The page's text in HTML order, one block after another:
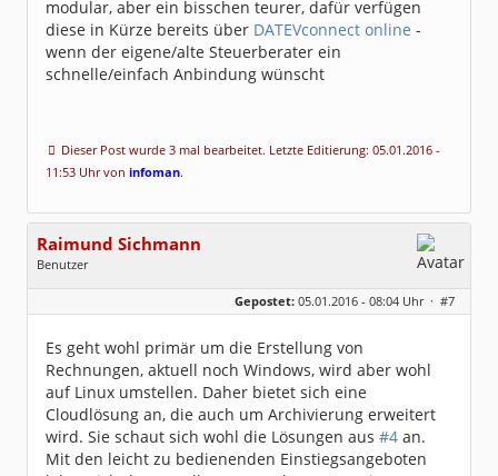
modular, aber ein bisschen teurer, dafür verfügen
diese in Kürze bereits über DATEVconnect online -
wenn der eigene/alte Steuerberater ein
schnelle/einfach Anbindung wünscht
Dieser Post wurde 3 mal bearbeitet. Letzte Editierung: 05.01.2016 -
11:53 Uhr von infoman.
Raimund Sichmann
Benutzer
Geschlecht:
keine Angabe
Dabei seit:
08 / 2002
Gepostet: 05.01.2016 - 08:04 Uhr · #7
Es geht wohl primär um die Erstellung von
Rechnungen, aktuell noch Windows, wird aber wohl
auf Linux umstellen. Daher bietet sich eine
Cloudlösung an, die auch um Archivierung erweitert
wird. Sie schaut sich wohl die Lösungen aus #4 an.
Mit den leicht zu bedienenden Einstiegsangeboten